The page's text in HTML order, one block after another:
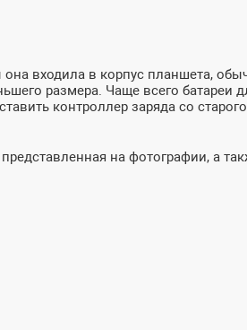
входила в корпус планшета,
размера. Чаще всего батареи
контроллер заряда со
на фотографии, а